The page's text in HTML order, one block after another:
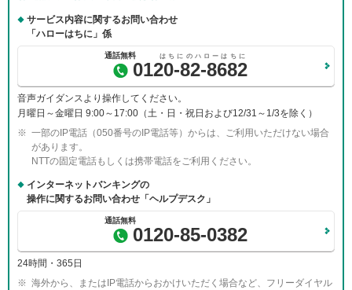
サービス内容に関するお問い合わせ
「ハローはちに」係
0120-82-8682
音声ガイダンスより操作してください。
月曜日～金曜日 9:00～17:00（土・日・祝日および12/31～1/3を除く）
一部のIP電話（050番号のIP電話等）からは、ご利用いただけない場合
があります。
NTTの固定電話もしくは携帯電話をご利用ください。
インターネットバンキングの
操作に関するお問い合わせ「ヘルプデスク」
0120-85-0382
24時間・365日
海外から、またはIP電話からおかけいただく場合など、フリーダイヤル